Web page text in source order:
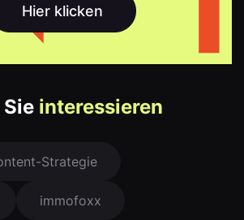
Hier klicken
interessieren
Strategie
immofoxx